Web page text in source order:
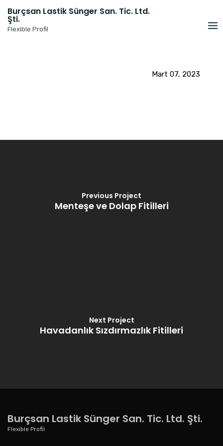
content
Burçsan Lastik Sünger San. Tic. Ltd.
Şti.
Flexible Profil
Mart 07, 2023
Previous Project
Menteşe ve Dolap Fitilleri
Next Project
Havadanlık Sızdırmazlık Fitilleri
Burçsan Lastik Sünger San. Tic. Ltd. Şti.
Flexible Profil